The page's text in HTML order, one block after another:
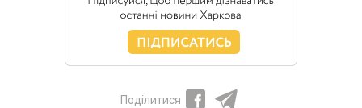
Поділитися